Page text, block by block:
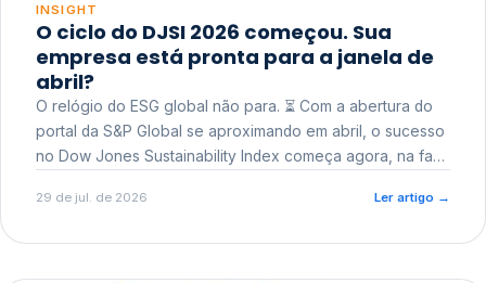
INSIGHT
O ciclo do DJSI 2026 começou. Sua
empresa está pronta para a janela de
abril?
O relógio do ESG global não para. ⏳ Com a abertura do
portal da S&P Global se aproximando em abril, o sucesso
no Dow Jones Sustainability Index começa agora, na fase
29 de jul. de 2026 Ler artigo →